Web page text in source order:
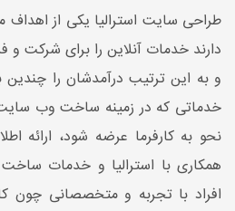
طراحی سایت استرالیا یکی از اهداف
دارند خدمات آنلاین را برای شرکت و
و به این ترتیب درآمدشان را چندین
خدماتی که در زمینه ساخت وب سایت
نحو به کارفرما عرضه شود، ارائه
همکاری با استرالیا و خدمات
افراد با تجربه و متخصصانی چون